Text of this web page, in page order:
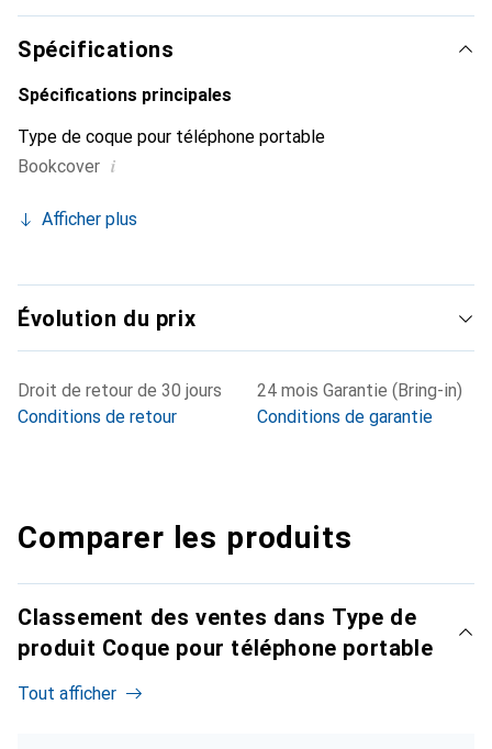
marque Noreve est un choix sûr pour une clientèle
exigeante.
Spécifications
Spécifications principales
Type de coque pour téléphone portable
Bookcover i
Afficher plus
Évolution du prix
Droit de retour de 30 jours
Conditions de retour
24 mois Garantie (Bring-in)
Conditions de garantie
Comparer les produits
Classement des ventes dans Type de
produit Coque pour téléphone portable
Tout afficher